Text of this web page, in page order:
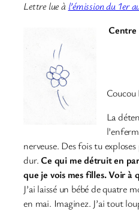
Lettre lue à l’émission du 1er
Coucou
La
nerveuse. Des fois tu
dur.Ce qui me détruit en
que je vois mes filles. Voir
J’ai laissé un bébé de quatre
en mai. Imaginez. J’ai tout